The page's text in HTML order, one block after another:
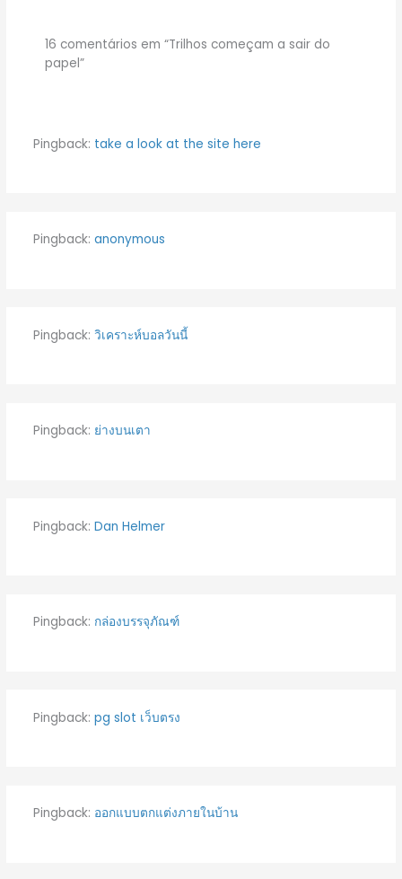
16 comentários em “Trilhos começam a sair do
papel”
Pingback: take a look at the site here
Pingback: anonymous
Pingback: วิเคราะห์บอลวันนี้
Pingback: ย่างบนเตา
Pingback: Dan Helmer
Pingback: กล่องบรรจุภัณฑ์
Pingback: pg slot เว็บตรง
Pingback: ออกแบบตกแต่งภายในบ้าน